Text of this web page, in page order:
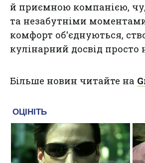
й приємною компанією,
та незабутніми
комфорт об'єднуються,
кулінарний досвід просто
Більше новин читайте на